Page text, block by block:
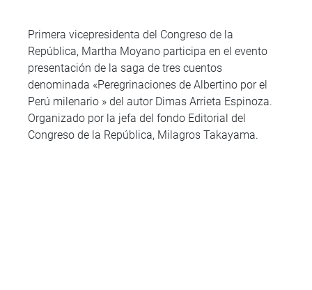
Primera vicepresidenta del Congreso de la
República, Martha Moyano participa en el evento
presentación de la saga de tres cuentos
denominada «Peregrinaciones de Albertino por el
Perú milenario » del autor Dimas Arrieta Espinoza.
Organizado por la jefa del fondo Editorial del
Congreso de la República, Milagros Takayama.